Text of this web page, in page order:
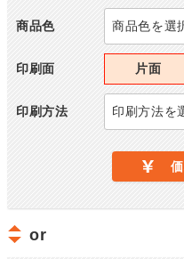
商品色 商品色を選
印刷面 片面
印刷方法 印刷方法を
or